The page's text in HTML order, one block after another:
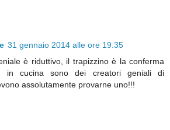
31 gennaio 2014 alle ore 19:35
è riduttivo, il trapizzino è la conferma
in cucina sono dei creatori geniali di
assolutamente provarne uno!!!